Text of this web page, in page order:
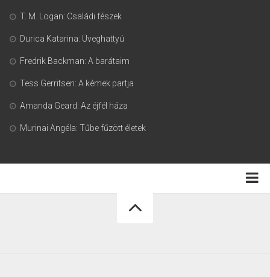
T. M. Logan: Családi fészek
Durica Katarina: Üveghattyú
Fredrik Backman: A barátaim
Tess Gerritsen: A kémek partja
Amanda Geard: Az éjfél háza
Murinai Angéla: Tűbe fűzött életek